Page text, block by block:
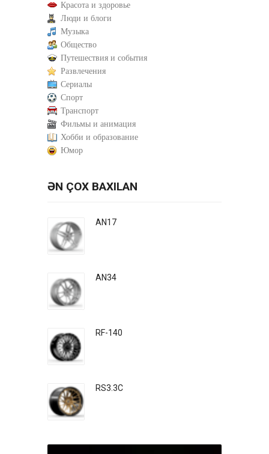
Красота и здоровье
Люди и блоги
Музыка
Общество
Путешествия и события
Развлечения
Сериалы
Спорт
Транспорт
Фильмы и анимация
Хобби и образование
Юмор
ƏN ÇOX BAXILAN
AN17
AN34
RF-140
RS3.3C